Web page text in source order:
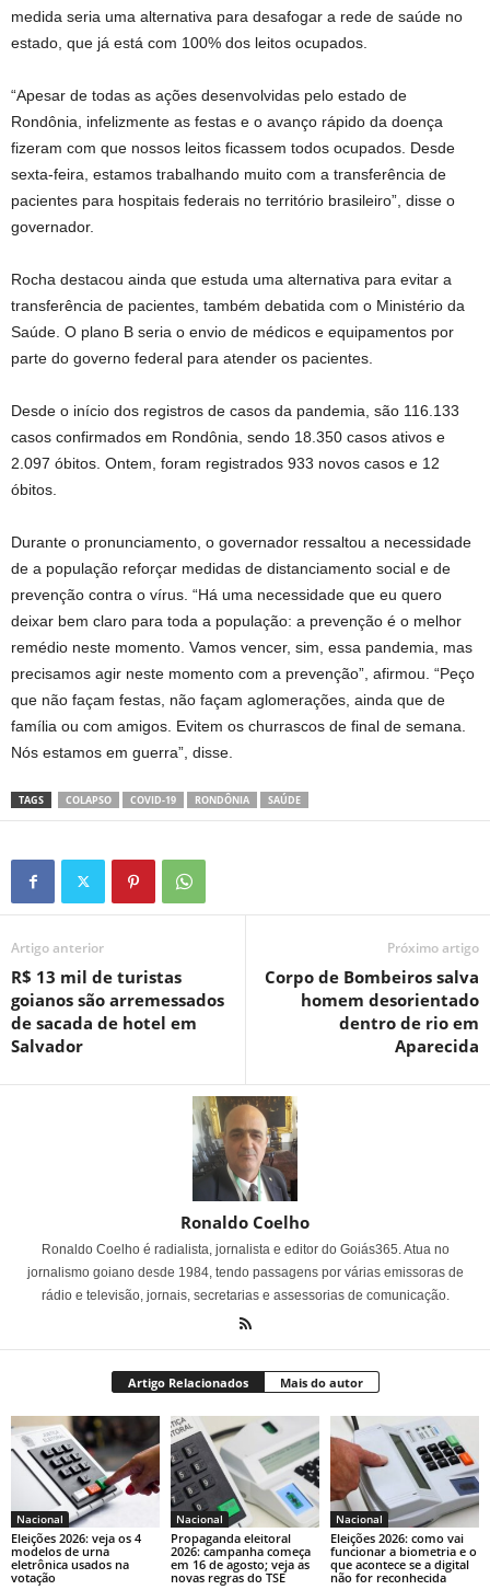
medida seria uma alternativa para desafogar a rede de saúde no
estado, que já está com 100% dos leitos ocupados.
“Apesar de todas as ações desenvolvidas pelo estado de
Rondônia, infelizmente as festas e o avanço rápido da doença
fizeram com que nossos leitos ficassem todos ocupados. Desde
sexta-feira, estamos trabalhando muito com a transferência de
pacientes para hospitais federais no território brasileiro”, disse o
governador.
Rocha destacou ainda que estuda uma alternativa para evitar a
transferência de pacientes, também debatida com o Ministério da
Saúde. O plano B seria o envio de médicos e equipamentos por
parte do governo federal para atender os pacientes.
Desde o início dos registros de casos da pandemia, são 116.133
casos confirmados em Rondônia, sendo 18.350 casos ativos e
2.097 óbitos. Ontem, foram registrados 933 novos casos e 12
óbitos.
Durante o pronunciamento, o governador ressaltou a necessidade
de a população reforçar medidas de distanciamento social e de
prevenção contra o vírus. “Há uma necessidade que eu quero
deixar bem claro para toda a população: a prevenção é o melhor
remédio neste momento. Vamos vencer, sim, essa pandemia, mas
precisamos agir neste momento com a prevenção”, afirmou. “Peço
que não façam festas, não façam aglomerações, ainda que de
família ou com amigos. Evitem os churrascos de final de semana.
Nós estamos em guerra”, disse.
TAGS COLAPSO COVID-19 RONDÔNIA SAÚDE
Artigo anterior
R$ 13 mil de turistas
goianos são arremessados
de sacada de hotel em
Salvador
Próximo artigo
Corpo de Bombeiros salva
homem desorientado
dentro de rio em
Aparecida
Ronaldo Coelho
Ronaldo Coelho é radialista, jornalista e editor do Goiás365. Atua no
jornalismo goiano desde 1984, tendo passagens por várias emissoras de
rádio e televisão, jornais, secretarias e assessorias de comunicação.
Artigo Relacionados Mais do autor
Nacional
Eleições 2026: veja os 4
modelos de urna
eletrônica usados na
votação
Nacional
Propaganda eleitoral
2026: campanha começa
em 16 de agosto; veja as
novas regras do TSE
Nacional
Eleições 2026: como vai
funcionar a biometria e o
que acontece se a digital
não for reconhecida